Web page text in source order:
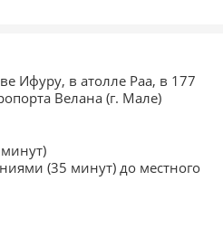
Ифуру, в атолле Раа, в 177
Велана (г. Мале)
(35 минут) до местного